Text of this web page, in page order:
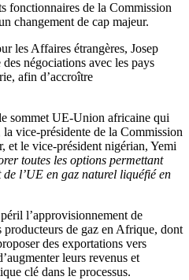
fonctionnaires de la Commission
changement de cap majeur.
les Affaires étrangères, Josep
négociations avec les pays
afin d’accroître
sommet UE-Union africaine qui
vice-présidente de la Commission
et le vice-président nigérian, Yemi
toutes les options permettant
l’UE en gaz naturel liquéfié en
l’approvisionnement de
producteurs de gaz en Afrique, dont
des exportations vers
leurs revenus et
clé dans le processus.